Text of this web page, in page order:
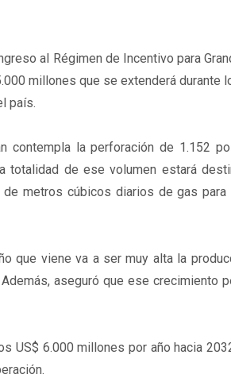
al Régimen de Incentivo para
millones que se extenderá durante
país.
la perforación de 1.152
de ese volumen estará
metros cúbicos diarios de gas para
que viene va a ser muy alta la
aseguró que ese crecimiento
US$ 6.000 millones por año hacia